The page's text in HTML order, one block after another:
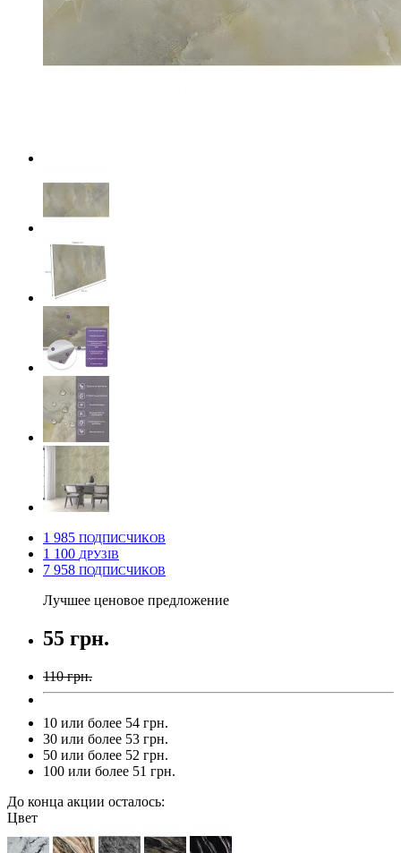
1 985 ПОДПИСЧИКОВ
1 100 ДРУЗІВ
7 958 ПОДПИСЧИКОВ
Лучшее ценовое предложение
55 грн.
110 грн.
10 или более 54 грн.
30 или более 53 грн.
50 или более 52 грн.
100 или более 51 грн.
До конца акции осталось:
Цвет